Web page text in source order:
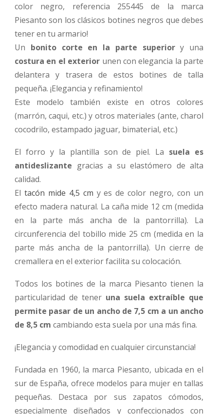
color negro, referencia 255445 de la marca
Piesanto son los clásicos botines negros que debes
tener en tu armario!
Un bonito corte en la parte superiory una
costura en el exterior unen con elegancia la parte
delantera y trasera de estos botines de talla
pequeña. ¡Elegancia y refinamiento!
Este modelo también existe en otros colores
(marrón, caqui, etc.) y otros materiales (ante, charol
cocodrilo, estampado jaguar, bimaterial, etc.)
El forro y la plantilla son de piel. La suela es
antideslizante gracias a su elastómero de alta
calidad.
El tacón mide 4,5 cm y es de color negro, con un
efecto madera natural. La caña mide 12 cm (medida
en la parte más ancha de la pantorrilla). La
circunferencia del tobillo mide 25 cm (medida en la
parte más ancha de la pantorrilla). Un cierre de
cremallera en el exterior facilita su colocación.
Todos los botines de la marca Piesanto tienen la
particularidad de tener una suela extraíble que
permite pasar de un ancho de 7,5 cm a un ancho
de 8,5 cm cambiando esta suela por una más fina.
¡Elegancia y comodidad en cualquier circunstancia!
Fundada en 1960, la marca Piesanto, ubicada en el
sur de España, ofrece modelos para mujer en tallas
pequeñas. Destaca por sus zapatos cómodos,
especialmente diseñados y confeccionados con